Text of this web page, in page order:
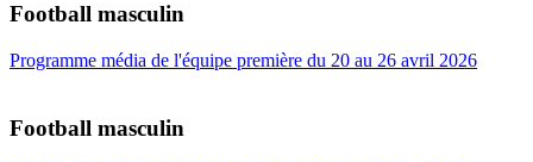
Football masculin
Programme média de l'équipe première du 20 au 26 avril 2026
Football masculin